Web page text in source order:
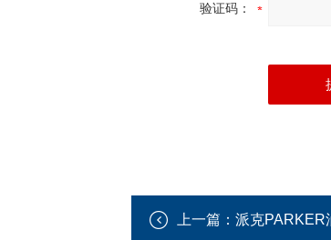
验证码：
上一篇： 派克PARKER